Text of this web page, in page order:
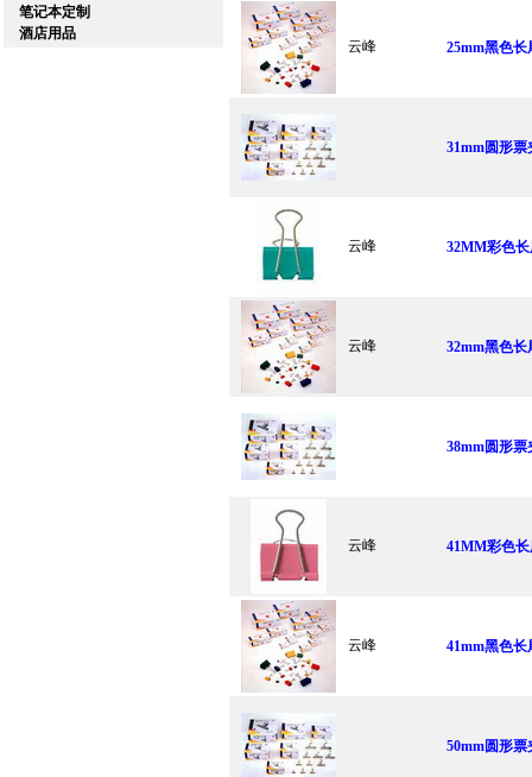
笔记本定制
酒店用品
云峰 25mm黑色长
31mm圆形票
云峰 32MM彩色
云峰 32mm黑色长
38mm圆形票
云峰 41MM彩色
云峰 41mm黑色长
50mm圆形票